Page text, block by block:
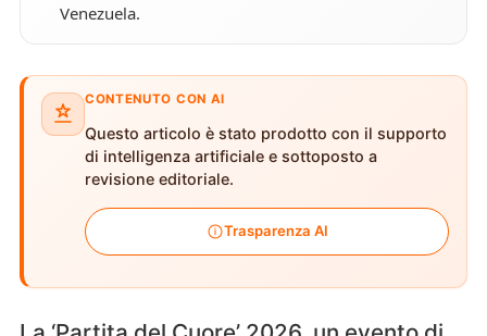
Venezuela.
CONTENUTO CON AI
Questo articolo è stato prodotto con il supporto
di intelligenza artificiale e sottoposto a
revisione editoriale.
Trasparenza AI